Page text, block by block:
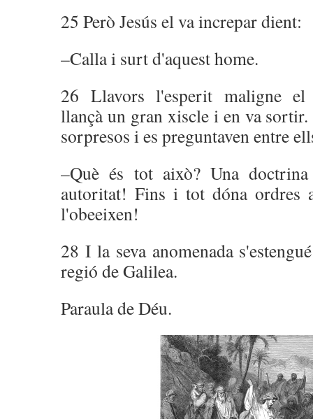
25 Però Jesús el va increpar dient:
–Calla i surt d'aquest home.
26 Llavors l'esperit maligne el
llançà un gran xiscle i en va
sorpresos i es preguntaven entre
–Què és tot això? Una doctrina
autoritat! Fins i tot dóna ordres
l'obeeixen!
28 I la seva anomenada
regió de Galilea.
Paraula de Déu.